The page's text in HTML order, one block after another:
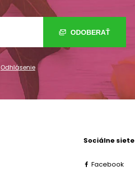
ODOBERAŤ
Odhlásenie
Sociálne siete
Facebook